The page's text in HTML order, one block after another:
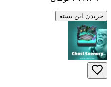
خریدن این بسته